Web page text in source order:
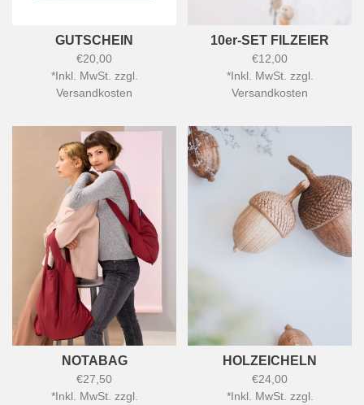
GUTSCHEIN
€20,00
*Inkl. MwSt. zzgl.
Versandkosten
10er-SET FILZEIER
€12,00
*Inkl. MwSt. zzgl.
Versandkosten
NOTABAG
€27,50
*Inkl. MwSt. zzgl.
HOLZEICHELN
€24,00
*Inkl. MwSt. zzgl.